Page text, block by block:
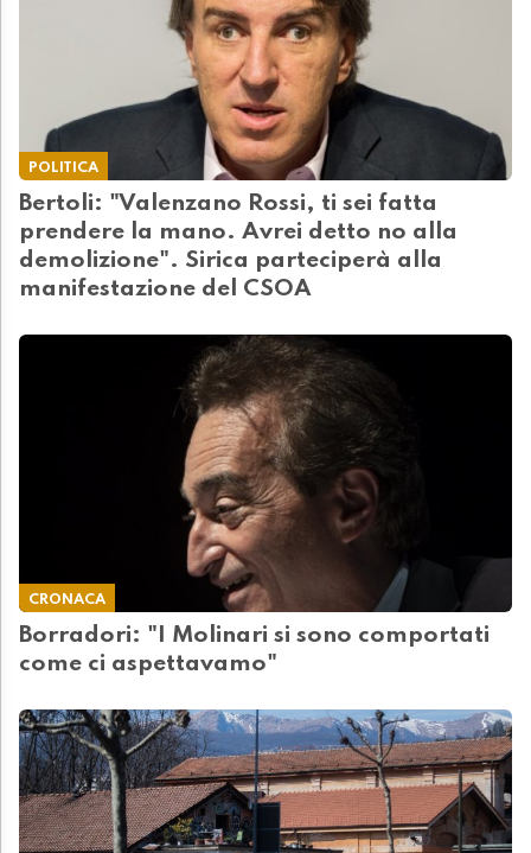
POLITICA
Bertoli: "Valenzano Rossi, ti sei fatta
prendere la mano. Avrei detto no alla
demolizione". Sirica parteciperà alla
manifestazione del CSOA
CRONACA
Borradori: "I Molinari si sono comportati
come ci aspettavamo"